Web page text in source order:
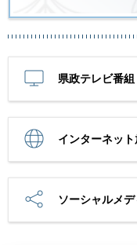
県政テレビ番組
インターネッ
ソーシャルメ